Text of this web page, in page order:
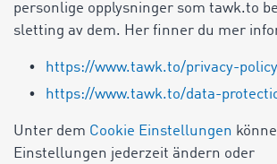
personlige opplysninger som tawk.to
sletting av dem. Her finner du mer
https://www.tawk.to/privacy-
https://www.tawk.to/data-
Unter dem Cookie Einstellungen
Einstellungen jederzeit ändern oder